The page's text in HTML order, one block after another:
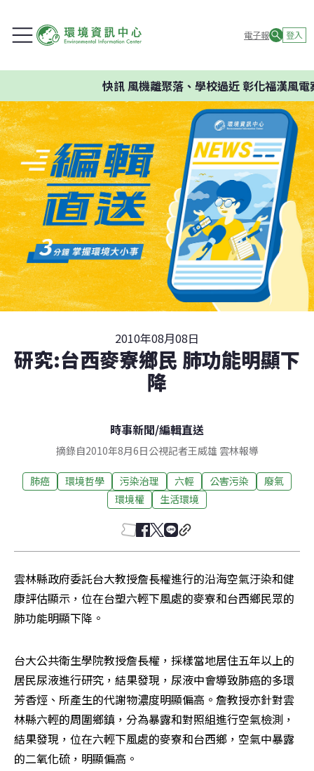
電子報 登入
快訊風機離聚落、學校過近 彰化福漢風電
2010年08月08日
研究:台西麥寮鄉民 肺功能明顯下
降
時事新聞/編輯直送
摘錄自2010年8月6日公視記者王威雄 雲林報導
肺癌 環境哲學 污染治理 六輕 公害污染
廢氣
環境權
生活環境
雲林縣政府委託台大教授詹長權進行的沿海空氣汙染和健
康評估顯示，位在台塑六輕下風處的麥寮和台西鄉民眾的
肺功能明顯下降。
台大公共衛生學院教授詹長權，採樣當地居住五年以上的
居民尿液進行研究，結果發現，尿液中會導致肺癌的多環
芳香烴、所產生的代謝物濃度明顯偏高。詹教授亦針對雲
林縣六輕的周圍鄉鎮，分為暴露和對照組進行空氣檢測，
結果發現，位在六輕下風處的麥寮和台西鄉，空氣中暴露
的二氧化硫，明顯偏高。